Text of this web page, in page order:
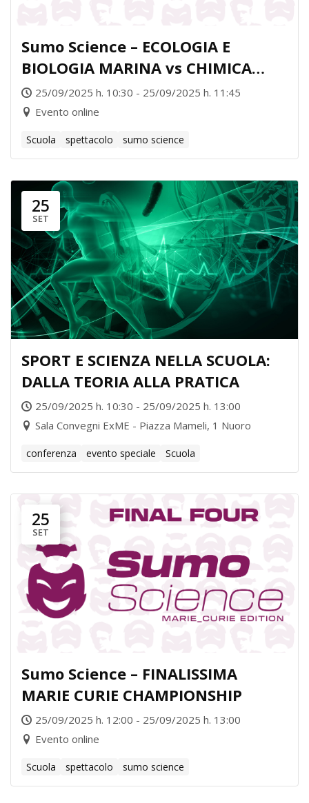
Sumo Science – ECOLOGIA E
BIOLOGIA MARINA vs CHIMICA
INORGANICA
25/09/2025 h. 10:30 - 25/09/2025 h. 11:45
Evento online
Scuola spettacolo sumo science
25
SET
SPORT E SCIENZA NELLA SCUOLA:
DALLA TEORIA ALLA PRATICA
25/09/2025 h. 10:30 - 25/09/2025 h. 13:00
Sala Convegni ExME - Piazza Mameli, 1 Nuoro
conferenza evento speciale Scuola
25
SET
Sumo Science – FINALISSIMA
MARIE CURIE CHAMPIONSHIP
25/09/2025 h. 12:00 - 25/09/2025 h. 13:00
Evento online
Scuola spettacolo sumo science